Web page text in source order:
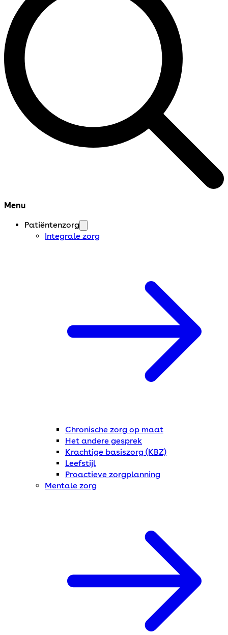
Menu
Patiëntenzorg
Integrale zorg
Chronische zorg op maat
Het andere gesprek
Krachtige basiszorg (KBZ)
Leefstijl
Proactieve zorgplanning
Mentale zorg